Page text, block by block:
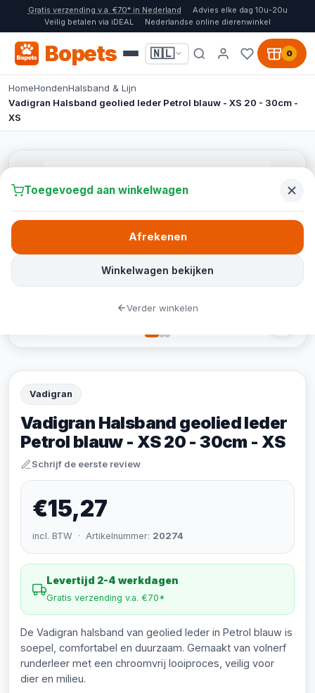
Gratis verzending v.a. €70* in Nederland
Advies elke dag 10u-20u
Veilig betalen via iDEAL
Nederlandse online dierenwinkel
Bopets 🇳🇱 0
HomeHondenHalsband & Lijn
Vadigran Halsband geolied leder Petrol blauw - XS 20 - 30cm -
XS
Vadigran
Vadigran Halsband geolied leder
Petrol blauw - XS 20 - 30cm - XS
Schrijf de eerste review
€15,27
incl. BTW · Artikelnummer: 20274
Levertijd 2-4 werkdagen
Gratis verzending v.a. €70*
De Vadigran halsband van geolied leder in Petrol blauw is
soepel, comfortabel en duurzaam. Gemaakt van volnerf
runderleer met een chroomvrij looiproces, veilig voor
dier en milieu.
Toegevoegd aan winkelwagen
Winkelwagen bekijken
Afrekenen
Verder winkelen